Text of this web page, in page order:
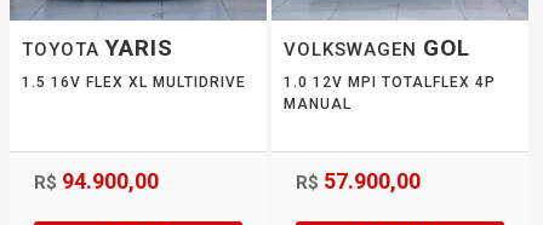
TOYOTA YARIS
1.5 16V FLEX XL MULTIDRIVE
R$ 94.900,00
VOLKSWAGEN GOL
1.0 12V MPI TOTALFLEX 4P
MANUAL
R$ 57.900,00